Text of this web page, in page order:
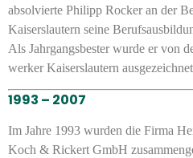
absol­vierte Philipp Rocker an der
Kaisers­lautern seine
Als Jahr­gangs­bester wurde er von
werker Kaisers­lautern
1993 – 2007
Im Jahre 1993 wurden die Firma
Koch & Rickert GmbH